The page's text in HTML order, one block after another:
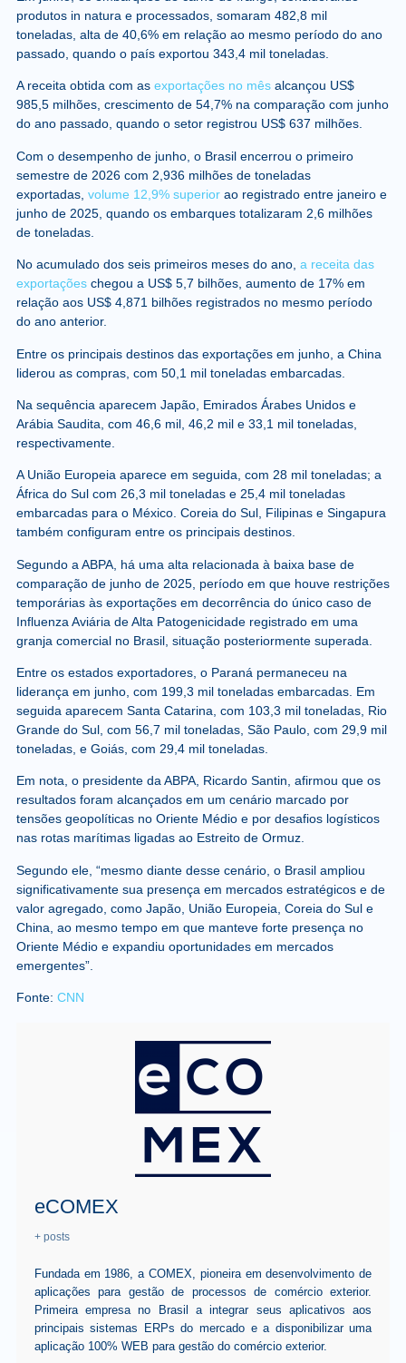
produtos in natura e processados, somaram 482,8 mil
toneladas, alta de 40,6% em relação ao mesmo período do ano
passado, quando o país exportou 343,4 mil toneladas.
A receita obtida com as exportações no mêsalcançou US$
985,5 milhões, crescimento de 54,7% na comparação com junho
do ano passado, quando o setor registrou US$ 637 milhões.
Com o desempenho de junho, o Brasil encerrou o primeiro
semestre de 2026 com 2,936 milhões de toneladas
exportadas, volume 12,9% superiorao registrado entre janeiro e
junho de 2025, quando os embarques totalizaram 2,6 milhões
de toneladas.
No acumulado dos seis primeiros meses do ano, a receita das
exportaçõeschegou a US$ 5,7 bilhões, aumento de 17% em
relação aos US$ 4,871 bilhões registrados no mesmo período
do ano anterior.
Entre os principais destinos das exportações em junho, a China
liderou as compras, com 50,1 mil toneladas embarcadas.
Na sequência aparecem Japão, Emirados Árabes Unidos e
Arábia Saudita, com 46,6 mil, 46,2 mil e 33,1 mil toneladas,
respectivamente.
A União Europeia aparece em seguida, com 28 mil toneladas; a
África do Sul com 26,3 mil toneladas e 25,4 mil toneladas
embarcadas para o México. Coreia do Sul, Filipinas e Singapura
também configuram entre os principais destinos.
Segundo a ABPA, há uma alta relacionada à baixa base de
comparação de junho de 2025, período em que houve restrições
temporárias às exportações em decorrência do único caso de
Influenza Aviária de Alta Patogenicidade registrado em uma
granja comercial no Brasil, situação posteriormente superada.
Entre os estados exportadores, o Paraná permaneceu na
liderança em junho, com 199,3 mil toneladas embarcadas. Em
seguida aparecem Santa Catarina, com 103,3 mil toneladas, Rio
Grande do Sul, com 56,7 mil toneladas, São Paulo, com 29,9 mil
toneladas, e Goiás, com 29,4 mil toneladas.
Em nota, o presidente da ABPA, Ricardo Santin, afirmou que os
resultados foram alcançados em um cenário marcado por
tensões geopolíticas no Oriente Médio e por desafios logísticos
nas rotas marítimas ligadas ao Estreito de Ormuz.
Segundo ele, “mesmo diante desse cenário, o Brasil ampliou
significativamente sua presença em mercados estratégicos e de
valor agregado, como Japão, União Europeia, Coreia do Sul e
China, ao mesmo tempo em que manteve forte presença no
Oriente Médio e expandiu oportunidades em mercados
emergentes”.
Fonte: CNN
eCOMEX
+ posts
Fundada em 1986, a COMEX, pioneira em desenvolvimento de
aplicações para gestão de processos de comércio exterior.
Primeira empresa no Brasil a integrar seus aplicativos aos
principais sistemas ERPs do mercado e a disponibilizar uma
aplicação 100% WEB para gestão do comércio exterior.